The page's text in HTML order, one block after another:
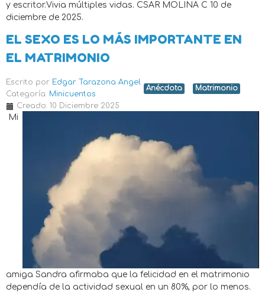
y escritor.Vivia múltiples vidas. CSAR MOLINA C 10 de
diciembre de 2025.
EL SEXO ES LO MÁS IMPORTANTE EN
EL MATRIMONIO
Escrito por Edgar Tarazona Angel
Categoría: Minicuentos
Creado: 10 Diciembre 2025
Anécdota Matrimonio
Mi
amiga Sandra afirmaba que la felicidad en el matrimonio
dependía de la actividad sexual en un 80%, por lo menos.